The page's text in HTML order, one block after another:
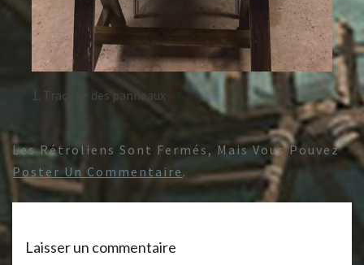
1. Traçage des panneaux
Les Rétroliens Sont Fermés, Mais Vous Pouvez
Poster Un Commentaire .
Laisser un commentaire